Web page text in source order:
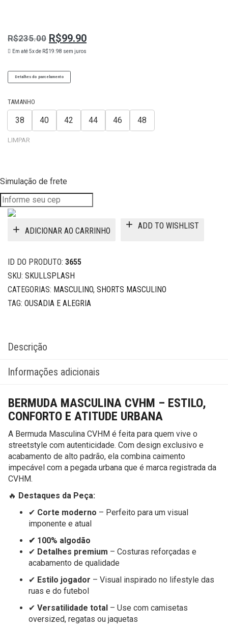
R$235.00
O
Original
R$235.00.
R$99.90
O
atual
R$99.90.
Em até 5x de R$19.98 sem juros
Detalhes do parcelamento
TAMANHO
38 40 42 44 46 48
LIMPAR
Simulação de frete
ADICIONAR AO CARRINHO
ADD TO WISHLIST
ID DO PRODUTO: 3655
SKU: SKULLSPLASH
CATEGORIAS: MASCULINO, SHORTS MASCULINO
TAG: OUSADIA E ALEGRIA
Descrição
Informações adicionais
BERMUDA MASCULINA CVHM – ESTILO,
CONFORTO E ATITUDE URBANA
A Bermuda Masculina CVHM é feita para quem vive o
streetstyle com autenticidade. Com design exclusivo e
acabamento de alto padrão, ela combina caimento
impecável com a pegada urbana que é marca registrada da
CVHM.
🔥 Destaques da Peça:
✔ Corte moderno – Perfeito para um visual
imponente e atual
✔ 100% algodão
✔ Detalhes premium – Costuras reforçadas e
acabamento de qualidade
✔ Estilo jogador – Visual inspirado no lifestyle das
ruas e do futebol
✔ Versatilidade total – Use com camisetas
oversized, regatas ou jaquetas